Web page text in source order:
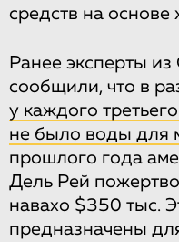
средств на основе
Ранее эксперты
сообщили, что в
у каждого
не было воды для
прошлого года
Дель Рей
навахо $350 тыс.
предназначены